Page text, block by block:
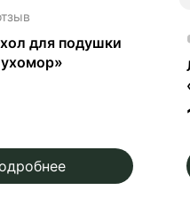
для подушки